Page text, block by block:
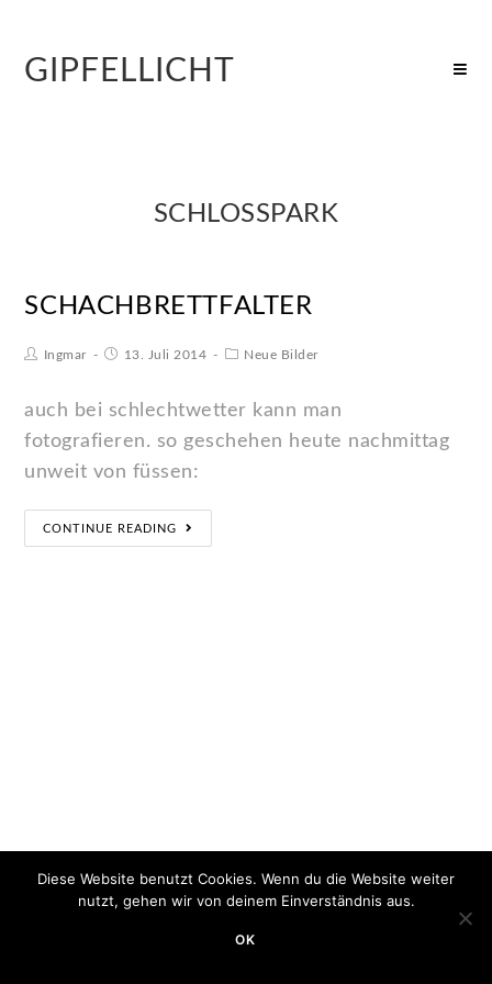
GIPFELLICHT
SCHLOSSPARK
SCHACHBRETTFALTER
Ingmar 13. Juli 2014 Neue Bilder
auch bei schlechtwetter kann man
fotografieren. so geschehen heute nachmittag
unweit von füssen:
CONTINUE READING
Copyright 2020 - Minimum
Diese Website benutzt Cookies. Wenn du die Website weiter
nutzt, gehen wir von deinem Einverständnis aus.
OK